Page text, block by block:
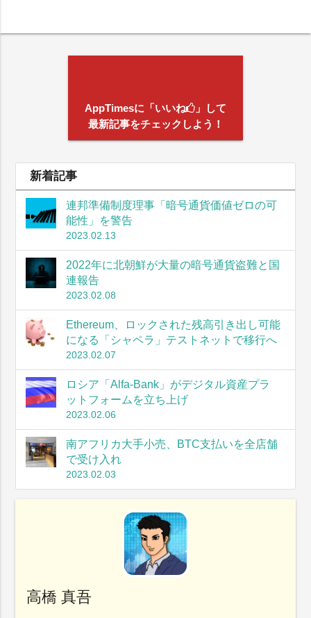
AppTimesに「いいね
」して
最新記事をチェックしよう！
新着記事
連邦準備制度理事「暗号通貨価値ゼロの可
能性」を警告
2023.02.13
2022年に北朝鮮が大量の暗号通貨盗難と国
連報告
2023.02.08
Ethereum、ロックされた残高引き出し可能
になる「シャペラ」テストネットで移行へ
2023.02.07
ロシア「Alfa-Bank」がデジタル資産プラ
ットフォームを立ち上げ
2023.02.06
南アフリカ大手小売、BTC支払いを全店舗
で受け入れ
2023.02.03
高橋 真吾